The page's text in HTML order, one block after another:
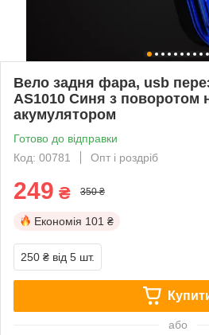
Вело задня фара, usb
AS1010 Синя з поворотом
акумулятором
Готово до відправки
Код: 00781
Опт і роздріб
249 ₴ 350 ₴
Економія 101 ₴
250 ₴ від 5 шт.
або